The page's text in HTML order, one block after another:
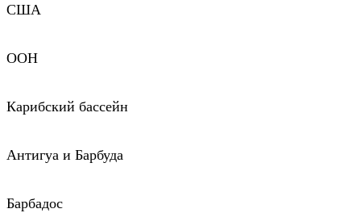
США
ООН
Карибский бассейн
Антигуа и Барбуда
Барбадос